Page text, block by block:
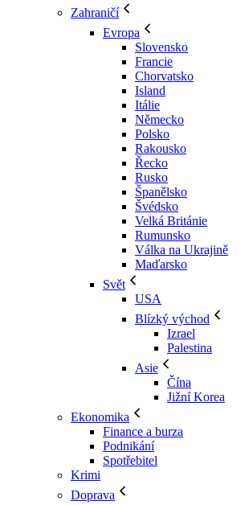
Zahraničí
Evropa
Slovensko
Francie
Chorvatsko
Island
Itálie
Německo
Polsko
Rakousko
Řecko
Rusko
Španělsko
Švédsko
Velká Británie
Rumunsko
Válka na Ukrajině
Maďarsko
Svět
USA
Blízký východ
Izrael
Palestina
Asie
Čína
Jižní Korea
Ekonomika
Finance a burza
Podnikání
Spotřebitel
Krimi
Doprava